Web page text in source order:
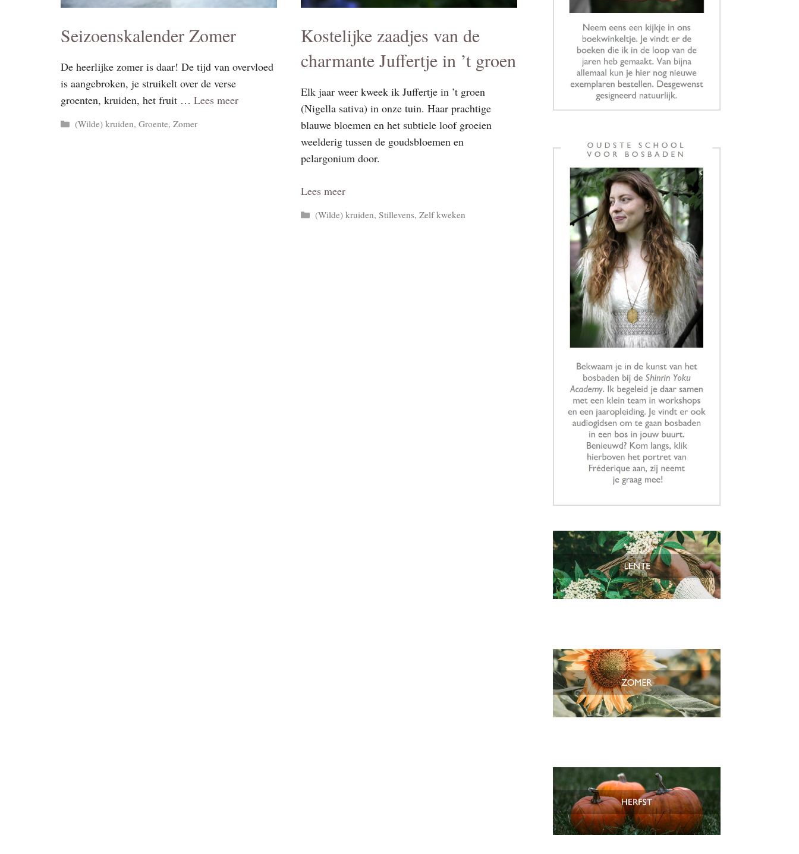
Seizoenskalender Zomer
De heerlijke zomer is daar! De tijd van overvloed
is aangebroken, je struikelt over de verse
groenten, kruiden, het fruit … Lees meer
Categorieën
(Wilde) kruiden,Groente,Zomer
Kostelijke zaadjes van de
charmante Juffertje in ’t groen
Elk jaar weer kweek ik Juffertje in ’t groen
(Nigella sativa) in onze tuin. Haar prachtige
blauwe bloemen en het subtiele loof groeien
weelderig tussen de goudsbloemen en
pelargonium door.
Lees meer
Categorieën
(Wilde) kruiden,Stillevens,Zelf kweken